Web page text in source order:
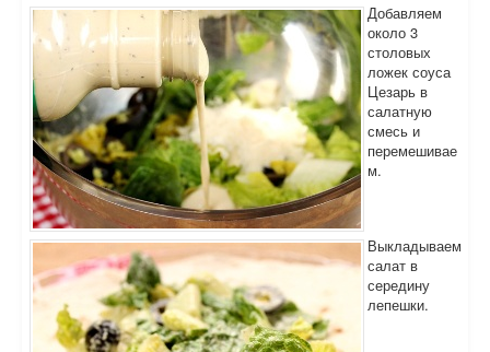
Добавляем
около 3
столовых
ложек соуса
Цезарь в
салатную
смесь и
перемешивае
м.
Выкладываем
салат в
середину
лепешки.